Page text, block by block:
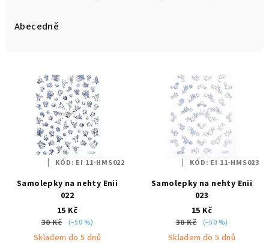
Abecedně
Samolepky na nehty Enii
022
15 Kč
30 Kč
(–50 %)
Skladem do 5 dnů
KÓD: EI 11-HMS022
Samolepky na nehty Enii
023
15 Kč
30 Kč
(–50 %)
Skladem do 5 dnů
KÓD: EI 11-HMS023